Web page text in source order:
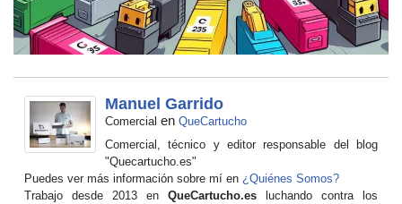
Manuel Garrido
Comercial en QueCartucho
Comercial, técnico y editor responsable del blog
"Quecartucho.es"
Puedes ver más información sobre mí en ¿Quiénes Somos?
Trabajo desde 2013 en QueCartucho.es
luchando contra los